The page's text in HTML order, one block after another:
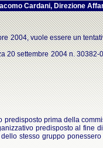
Cardani, Direzione
2004, vuole essere un
settembre 2004 n.
prima della
predisposto al fine
stesso gruppo